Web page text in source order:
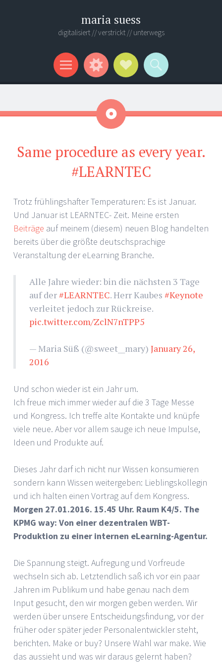
maria suess
digitalisiert // verstrickt // unterwegs
Menü
Widgets
Verweise
Soziale
Suchen
Kurzmitteilung
Same procedure as every year.
#LEARNTEC
Trotz frühlingshafter Temperaturen: Es ist Januar.
Und Januar ist LEARNTEC- Zeit. Meine ersten
Beiträge auf meinem (diesem) neuen Blog handelten
bereits über die größte deutschsprachige
Veranstaltung der eLearning Branche.
Alle Jahre wieder: bin die nächsten 3 Tage
auf der#LEARNTEC. Herr Kaubes #Keynote
verleitet jedoch zur Rückreise.
pic.twitter.com/ZclN7nTPP5
— Maria Süß (@sweet__mary) January 26,
2016
Und schon wieder ist ein Jahr um.
Ich freue mich immer wieder auf die 3 Tage Messe
und Kongress. Ich treffe alte Kontakte und knüpfe
viele neue. Aber vor allem sauge ich neue Impulse,
Ideen und Produkte auf.
Dieses Jahr darf ich nicht nur Wissen konsumieren
sondern kann Wissen weitergeben: Lieblingskollegin
und ich halten einen Vortrag auf dem Kongress.
Morgen 27.01.2016. 15.45 Uhr. Raum K4/5. The
KPMG way: Von einer dezentralen WBT-
Produktion zu einer internen eLearning-Agentur.
Die Spannung steigt. Aufregung und Vorfreude
wechseln sich ab. Letztendlich saß ich vor ein paar
Jahren im Publikum und habe genau nach dem
Input gesucht, den wir morgen geben werden. Wir
werden über unsere Entscheidungsfindung, vor der
früher oder später jeder Personalentwickler steht,
berichten. Make or buy? Unsere Wahl war make. Wie
das aussieht und was wir daraus gelernt haben?